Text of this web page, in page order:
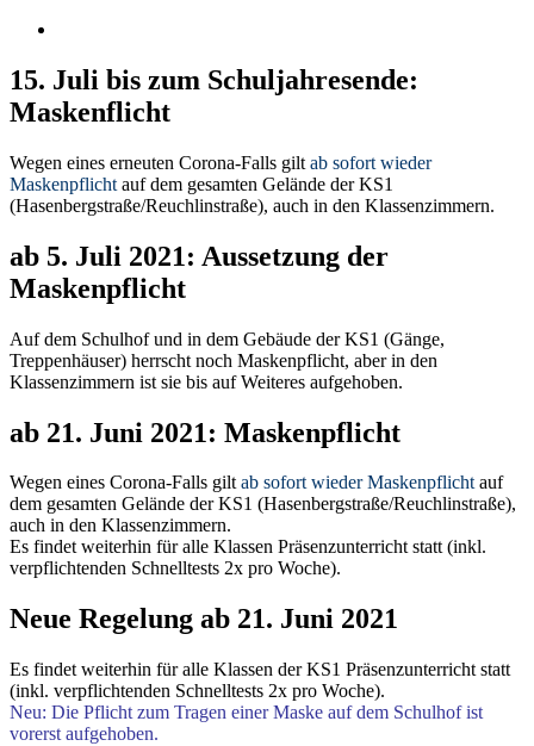
15. Juli bis zum Schuljahresende:
Maskenflicht
Wegen eines erneuten Corona-Falls gilt ab sofort wieder
Maskenpflicht auf dem gesamten Gelände der KS1
(Hasenbergstraße/Reuchlinstraße), auch in den Klassenzimmern.
ab 5. Juli 2021: Aussetzung der
Maskenpflicht
Auf dem Schulhof und in dem Gebäude der KS1 (Gänge,
Treppenhäuser) herrscht noch Maskenpflicht, aber in den
Klassenzimmern ist sie bis auf Weiteres aufgehoben.
ab 21. Juni 2021: Maskenpflicht
Wegen eines Corona-Falls giltab sofort wieder Maskenpflichtauf
dem gesamten Gelände der KS1 (Hasenbergstraße/Reuchlinstraße),
auch in den Klassenzimmern.
Es findet weiterhin für alle Klassen Präsenzunterricht statt (inkl.
verpflichtenden Schnelltests 2x pro Woche).
Neue Regelung ab 21. Juni 2021
Es findet weiterhin für alle Klassen der KS1 Präsenzunterricht statt
(inkl. verpflichtenden Schnelltests 2x pro Woche).
Neu: Die Pflicht zum Tragen einer Maske auf dem Schulhof ist
vorerst aufgehoben.